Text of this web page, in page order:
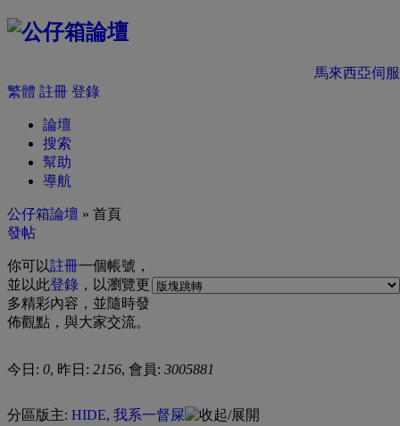
馬來西亞伺
繁體 註冊 登錄
論壇
搜索
幫助
導航
公仔箱論壇 » 首頁
發帖
你可以註冊一個帳號，
並以此登錄 ，以瀏覽更
多精彩內容，並隨時發
佈觀點，與大家交流。
今日: 0, 昨日: 2156, 會員: 3005881
分區版主: HIDE, 我系一督屎